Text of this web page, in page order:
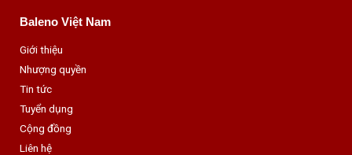
sản
phẩm
b
o
k
t
Baleno Việt Nam
Giới thiệu
Nhượng quyền
Tin tức
Tuyển dụng
Cộng đồng
Liên hệ